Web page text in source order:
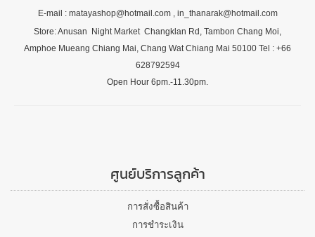
E-mail : matayashop@hotmail.com , in_thanarak@hotmail.com
Store: Anusan Night Market Changklan Rd, Tambon Chang Moi,
Amphoe Mueang Chiang Mai, Chang Wat Chiang Mai 50100 Tel : +66
628792594
Open Hour 6pm.-11.30pm.
ศูนย์บริการลูกค้า
การสั่งซื้อสินค้า
การชำระเงิน